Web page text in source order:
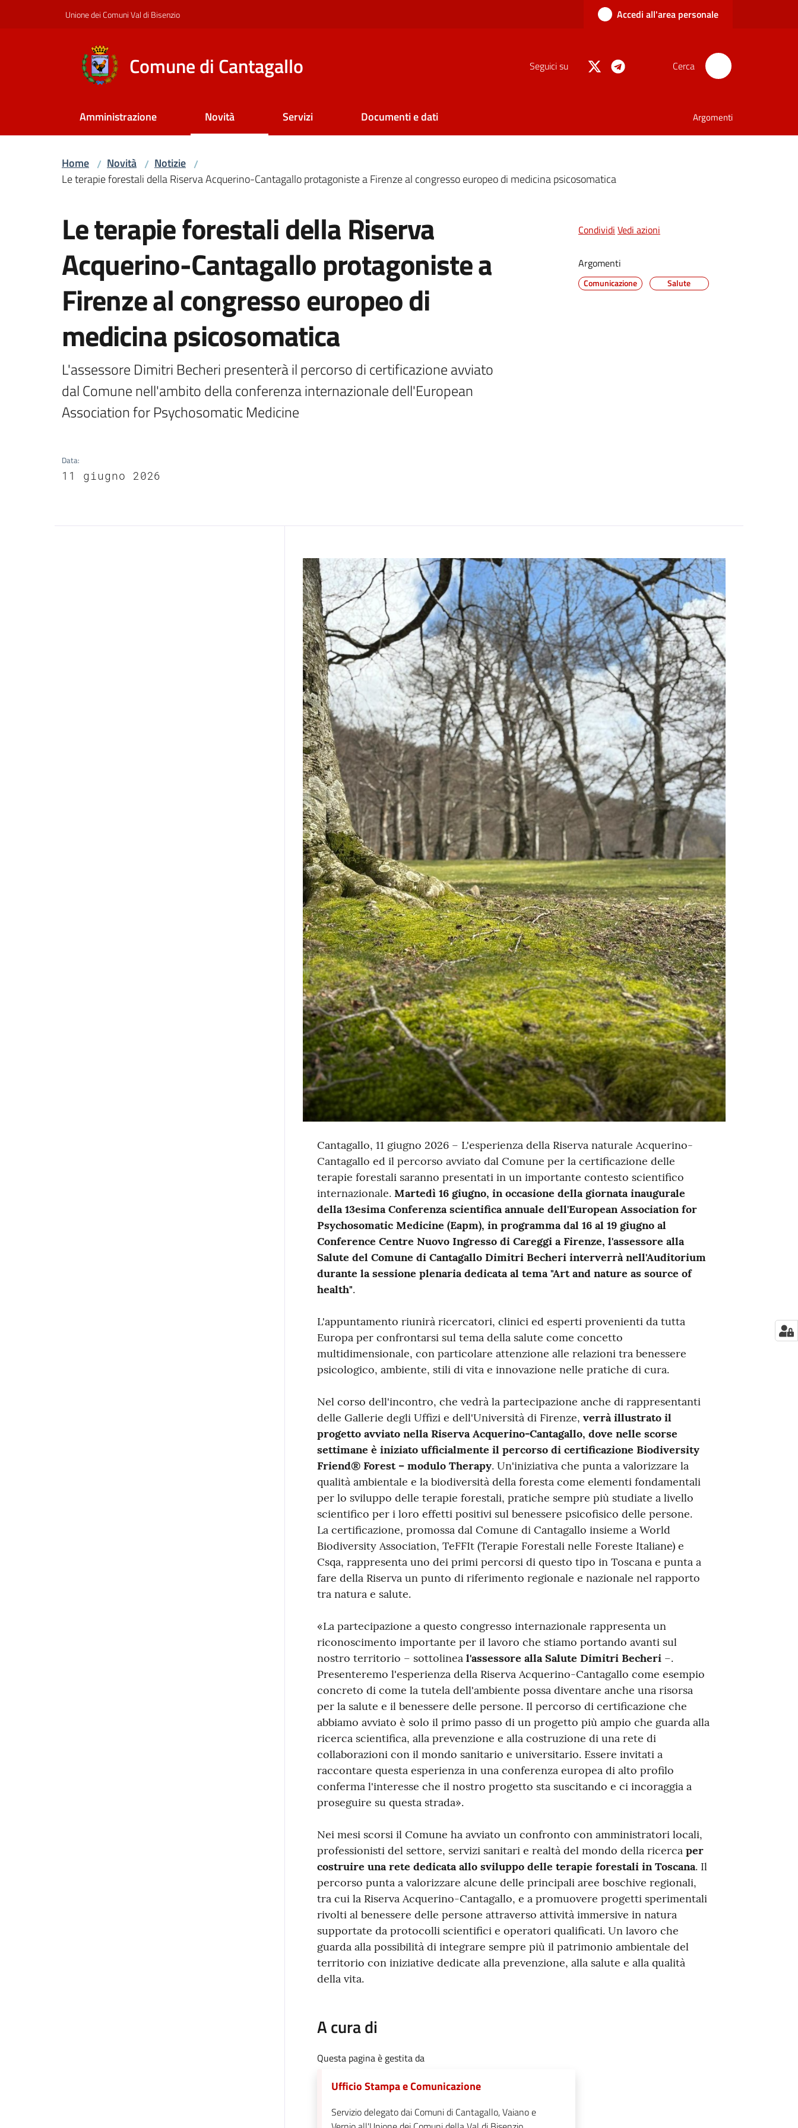
Unione dei Comuni Val di Bisenzio Accedi all'area personale
Comune di Cantagallo Seguici su Cerca
Amministrazione Novità Servizi Documenti e dati Argomenti
Home / Novità / Notizie /
Le terapie forestali della Riserva Acquerino-Cantagallo protagoniste a Firenze al congresso europeo di medicina psicosomatica
Le terapie forestali della Riserva
Acquerino-Cantagallo protagoniste a
Firenze al congresso europeo di
medicina psicosomatica
L'assessore Dimitri Becheri presenterà il percorso di certificazione avviato
dal Comune nell'ambito della conferenza internazionale dell'European
Association for Psychosomatic Medicine
Data:
11 giugno 2026
Condividi Vedi azioni
Argomenti
Comunicazione Salute
Contenuto
Cantagallo, 11 giugno 2026 – L'esperienza della Riserva naturale Acquerino-
Cantagallo ed il percorso avviato dal Comune per la certificazione delle
terapie forestali saranno presentati in un importante contesto scientifico
internazionale. Martedì 16 giugno, in occasione della giornata inaugurale
della 13esima Conferenza scientifica annuale dell'European Association for
Psychosomatic Medicine (Eapm), in programma dal 16 al 19 giugno al
Conference Centre Nuovo Ingresso di Careggi a Firenze, l'assessore alla
Salute del Comune di Cantagallo Dimitri Becheri interverrà nell'Auditorium
durante la sessione plenaria dedicata al tema "Art and nature as source of
health".
L'appuntamento riunirà ricercatori, clinici ed esperti provenienti da tutta
Europa per confrontarsi sul tema della salute come concetto
multidimensionale, con particolare attenzione alle relazioni tra benessere
psicologico, ambiente, stili di vita e innovazione nelle pratiche di cura.
Nel corso dell'incontro, che vedrà la partecipazione anche di rappresentanti
delle Gallerie degli Uffizi e dell'Università di Firenze, verrà illustrato il
progetto avviato nella Riserva Acquerino-Cantagallo, dove nelle scorse
settimane è iniziato ufficialmente il percorso di certificazione Biodiversity
Friend®️ Forest – modulo Therapy. Un'iniziativa che punta a valorizzare la
qualità ambientale e la biodiversità della foresta come elementi fondamentali
per lo sviluppo delle terapie forestali, pratiche sempre più studiate a livello
scientifico per i loro effetti positivi sul benessere psicofisico delle persone.
La certificazione, promossa dal Comune di Cantagallo insieme a World
Biodiversity Association, TeFFIt (Terapie Forestali nelle Foreste Italiane) e
Csqa, rappresenta uno dei primi percorsi di questo tipo in Toscana e punta a
fare della Riserva un punto di riferimento regionale e nazionale nel rapporto
tra natura e salute.
«La partecipazione a questo congresso internazionale rappresenta un
riconoscimento importante per il lavoro che stiamo portando avanti sul
nostro territorio – sottolinea l'assessore alla Salute Dimitri Becheri–.
Presenteremo l'esperienza della Riserva Acquerino-Cantagallo come esempio
concreto di come la tutela dell'ambiente possa diventare anche una risorsa
per la salute e il benessere delle persone. Il percorso di certificazione che
abbiamo avviato è solo il primo passo di un progetto più ampio che guarda alla
ricerca scientifica, alla prevenzione e alla costruzione di una rete di
collaborazioni con il mondo sanitario e universitario. Essere invitati a
raccontare questa esperienza in una conferenza europea di alto profilo
conferma l'interesse che il nostro progetto sta suscitando e ci incoraggia a
proseguire su questa strada».
Nei mesi scorsi il Comune ha avviato un confronto con amministratori locali,
professionisti del settore, servizi sanitari e realtà del mondo della ricerca per
costruire una rete dedicata allo sviluppo delle terapie forestali in Toscana. Il
percorso punta a valorizzare alcune delle principali aree boschive regionali,
tra cui la Riserva Acquerino-Cantagallo, e a promuovere progetti sperimentali
rivolti al benessere delle persone attraverso attività immersive in natura
supportate da protocolli scientifici e operatori qualificati. Un lavoro che
guarda alla possibilità di integrare sempre più il patrimonio ambientale del
territorio con iniziative dedicate alla prevenzione, alla salute e alla qualità
della vita.
A cura di
Questa pagina è gestita da
Ufficio Stampa e Comunicazione
Servizio delegato dai Comuni di Cantagallo, Vaiano e